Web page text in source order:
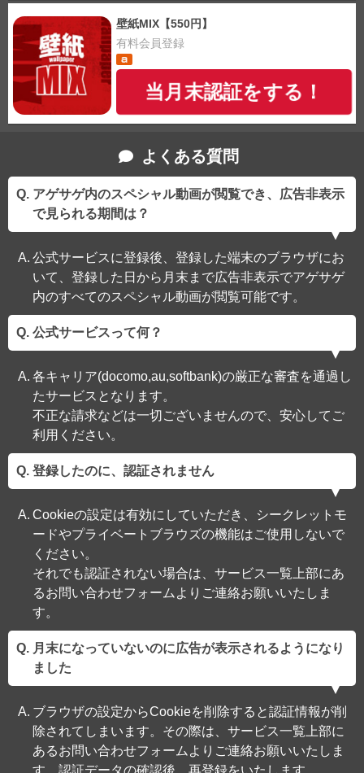
壁紙MIX【550円】
有料会員登録
当月末認証をする！
よくある質問
アゲサゲ内のスペシャル動画が閲覧でき、広告非表示
で見られる期間は？
公式サービスに登録後、登録した端末のブラウザにお
いて、登録した日から月末まで広告非表示でアゲサゲ
内のすべてのスペシャル動画が閲覧可能です。
公式サービスって何？
各キャリア(docomo,au,softbank)の厳正な審査を通過し
たサービスとなります。
不正な請求などは一切ございませんので、安心してご
利用ください。
登録したのに、認証されません
Cookieの設定は有効にしていただき、シークレットモ
ードやプライベートブラウズの機能はご使用しないで
ください。
それでも認証されない場合は、サービス一覧上部にあ
るお問い合わせフォームよりご連絡お願いいたしま
す。
月末になっていないのに広告が表示されるようになり
ました
ブラウザの設定からCookieを削除すると認証情報が削
除されてしまいます。その際は、サービス一覧上部に
あるお問い合わせフォームよりご連絡お願いいたしま